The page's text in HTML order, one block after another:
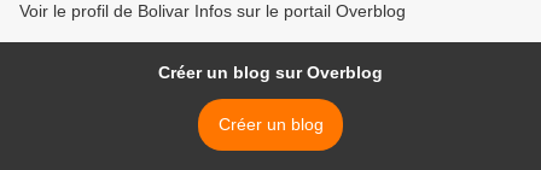
Voir le profil de Bolivar Infos sur le portail Overblog
Créer un blog sur Overblog
Créer un blog